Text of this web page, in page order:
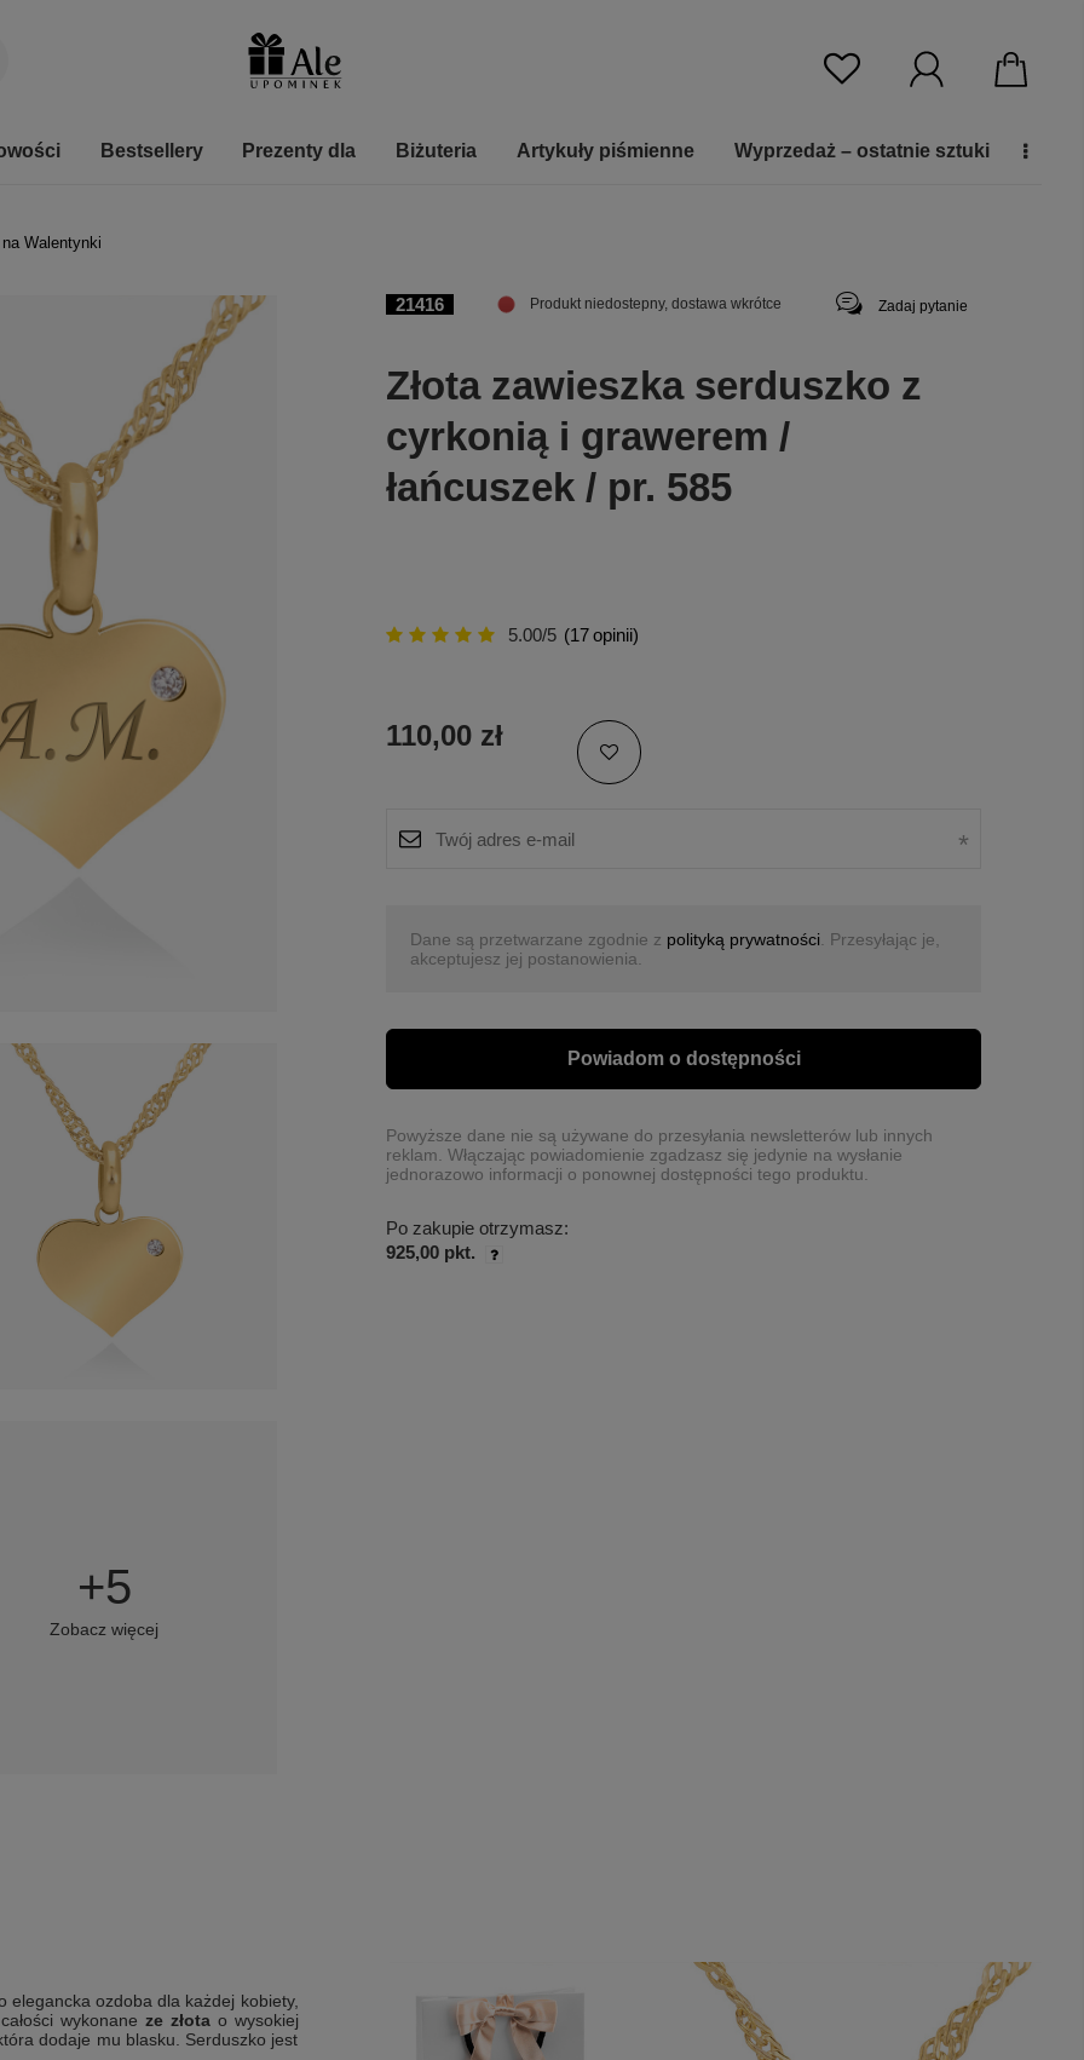
Bestsellery Prezenty dla Biżuteria Artykuły piśmienne Wyprzedaż – ostatnie sztuki
Walentynki
+5
Zobacz więcej
21416 Produkt niedostepny, dostawa wkrótce Zadaj pytanie
Złota zawieszka serduszko z
cyrkonią i grawerem /
łańcuszek / pr. 585
5.00/5 (17opinii)
110,00 zł
Dane są przetwarzane zgodnie z polityką prywatności . Przesyłając je,
akceptujesz jej postanowienia.
Powiadom o dostępności
Powyższe dane nie są używane do przesyłania newsletterów lub innych
reklam. Włączając powiadomienie zgadzasz się jedynie na wysłanie
jednorazowo informacji o ponownej dostępności tego produktu.
Po zakupie otrzymasz:
925,00 pkt.
elegancka ozdoba dla każdej kobiety,
wykonane ze złotao wysokiej
dodaje mu blasku. Serduszko jest